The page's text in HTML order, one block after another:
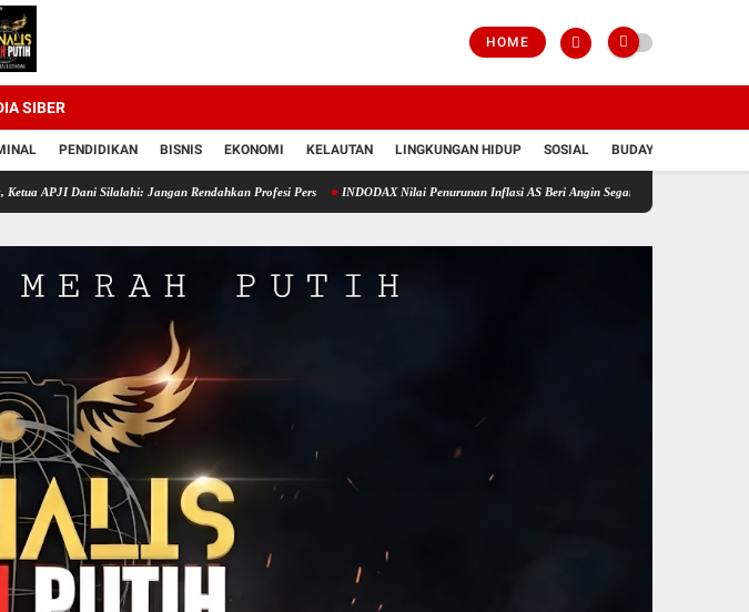
HOME
SIBER
PENDIDIKAN BISNIS EKONOMI KELAUTAN LINGKUNGAN HIDUP SOSIAL BUDAYA
Silalahi: Jangan Rendahkan Profesi Pers INDODAX Nilai Penurunan Inflasi AS Beri Angin Segar untuk Bitcoin dan Ethereum